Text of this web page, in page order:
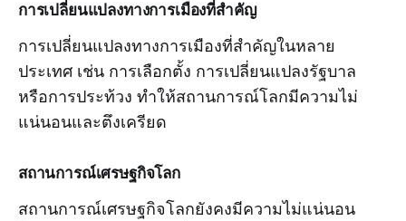
การเปลี่ยนแปลงทางการเมืองที่สำคัญ
การเปลี่ยนแปลงทางการเมืองที่สำคัญในหลาย
ประเทศ เช่น การเลือกตั้ง การเปลี่ยนแปลงรัฐบาล
หรือการประท้วง ทำให้สถานการณ์โลกมีความไม่
แน่นอนและตึงเครียด
สถานการณ์เศรษฐกิจโลก
สถานการณ์เศรษฐกิจโลกยังคงมีความไม่แน่นอน